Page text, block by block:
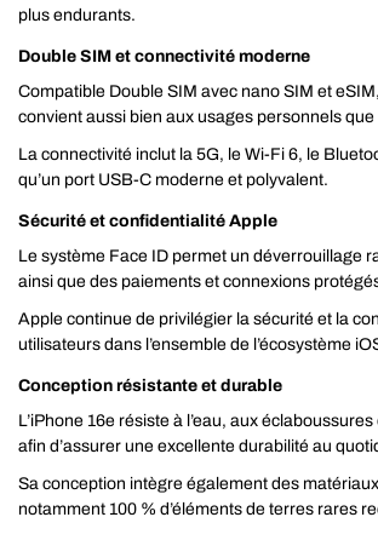
plus endurants.
Double SIM et connectivité moderne
Compatible Double SIM avec nano SIM et
convient aussi bien aux usages personnels
La connectivité inclut la 5G, le Wi-Fi 6, le
qu’un port USB-C moderne et polyvalent.
Sécurité et confidentialité Apple
Le système Face ID permet un déverrouillage
ainsi que des paiements et connexions
Apple continue de privilégier la sécurité et la
utilisateurs dans l’ensemble de l’écosystème
Conception résistante et durable
L’iPhone 16e résiste à l’eau, aux
afin d’assurer une excellente durabilité au
Sa conception intègre également des
notamment 100 % d’éléments de terres rares